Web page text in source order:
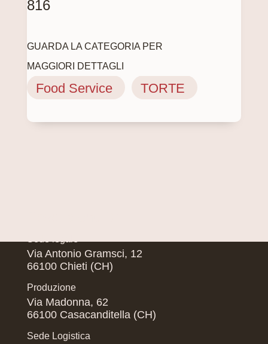
816
GUARDA LA CATEGORIA PER
MAGGIORI DETTAGLI
Food Service TORTE
Via Antonio Gramsci, 12
66100 Chieti (CH)
Produzione
Via Madonna, 62
66100 Casacanditella (CH)
Sede Logistica